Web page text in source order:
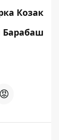
Козак
Барабаш
😡